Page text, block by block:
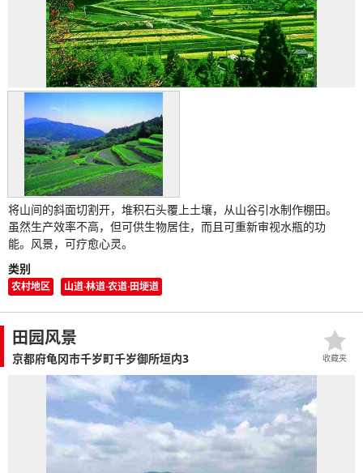
将山间的斜面切割开，堆积石头覆上土壤，从山谷引水制作棚田。
虽然生产效率不高，但可供生物居住，而且可重新审视水瓶的功
能。风景，可疗愈心灵。
类别
农村地区 山道·林道·农道·田埂道
田园风景
京都府龟冈市千岁町千岁御所垣内3 收藏夹